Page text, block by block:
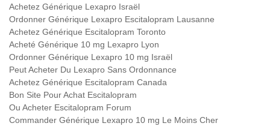
Achetez Générique Lexapro Israël
Ordonner Générique Lexapro Escitalopram Lausanne
Achetez Générique Escitalopram Toronto
Acheté Générique 10 mg Lexapro Lyon
Ordonner Générique Lexapro 10 mg Israël
Peut Acheter Du Lexapro Sans Ordonnance
Achetez Générique Escitalopram Canada
Bon Site Pour Achat Escitalopram
Ou Acheter Escitalopram Forum
Commander Générique Lexapro 10 mg Le Moins Cher